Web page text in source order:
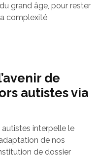
grand âge, pour rester
complexité
de
autistes via
interpelle le
de nos
de dossier